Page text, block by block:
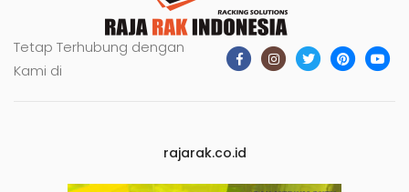
Tetap Terhubung dengan
Kami di
rajarak.co.id